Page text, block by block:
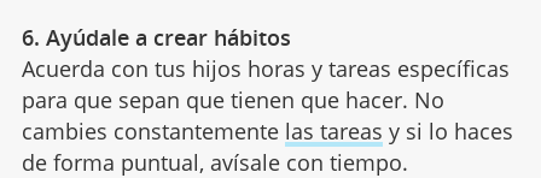
6. Ayúdale a crear hábitos
Acuerda con tus hijos horas y tareas específicas
para que sepan que tienen que hacer. No
cambies constantemente las tareas y si lo haces
de forma puntual, avísale con tiempo.